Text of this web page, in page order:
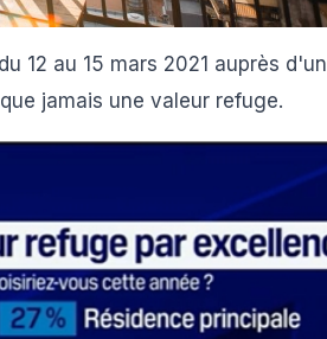
12 au 15 mars 2021 auprès d'un
jamais une valeur refuge.